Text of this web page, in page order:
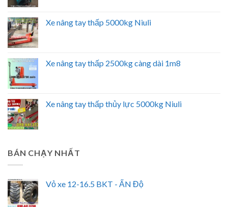
Xe nâng tay thấp 5000kg Niuli
Xe nâng tay thấp 2500kg càng dài 1m8
Xe nâng tay thấp thủy lực 5000kg Niuli
BÁN CHẠY NHẤT
Vỏ xe 12-16.5 BKT - ẤN Độ